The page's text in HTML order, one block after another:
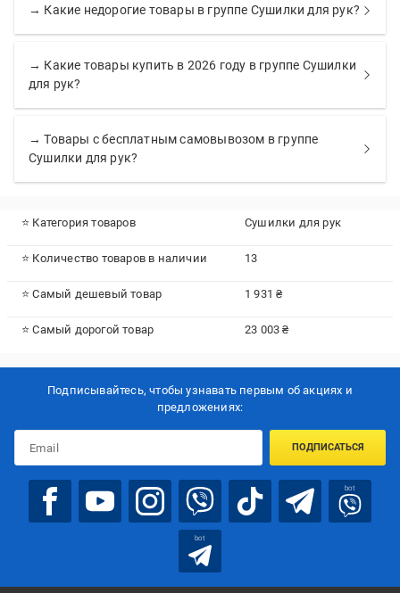
→ Какие недорогие товары в группе Сушилки для рук?
→ Какие товары купить в 2026 году в группе Сушилки
для рук?
→ Товары с бесплатным самовывозом в группе
Сушилки для рук?
⭐ Категория товаров Сушилки для рук
⭐ Количество товаров в наличии 13
⭐ Самый дешевый товар 1 931 ₴
⭐ Самый дорогой товар 23 003 ₴
Подписывайтесь, чтобы узнавать первым об акцияx и
предложениях:
ПОДПИСАТЬСЯ
bot
bot